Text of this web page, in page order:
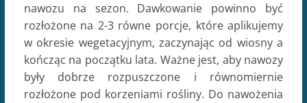
nawozu na sezon. Dawkowanie powinno być
rozłożone na 2-3 równe porcje, które aplikujemy
w okresie wegetacyjnym, zaczynając od wiosny a
kończąc na początku lata. Ważne jest, aby nawozy
były dobrze rozpuszczone i równomiernie
rozłożone pod korzeniami rośliny. Do nawożenia